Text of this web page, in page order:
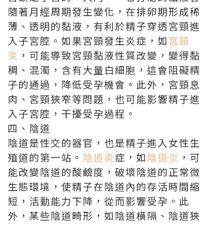
隨著月經周期發生變化，在排卵期形成稀
薄、透明的黏液，有利於精子穿透宮頸進
入子宮腔。如果宮頸發生炎症，如宮頸
炎 ，可能導致宮頸黏液性質改變，變得黏
稠、混濁，含有大量白細胞，這會阻礙精
子的通過，降低受孕機會。此外，宮頸息
肉、宮頸狹窄等問題，也可能影響精子進
入子宮腔，干擾受孕過程。
四、陰道
陰道是性交的器官，也是精子進入女性生
殖道的第一站。 陰道炎症，如 陰道炎 ，可
能改變陰道的酸鹼度，破壞陰道的正常微
生態環境，使精子在陰道內的存活時間縮
短，活動能力下降，從而影響受孕。此
外，某些陰道畸形，如陰道橫隔、陰道狹